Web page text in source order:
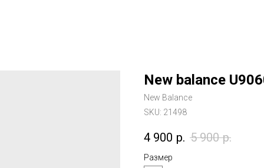
New balance
New Balance
SKU: 21498
4 900 р. 5 900 р.
Размер